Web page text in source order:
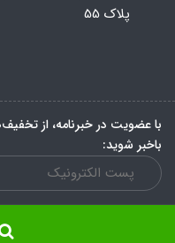
پلاک 55
با عضویت در خبرنامه، از
باخبر شوید: